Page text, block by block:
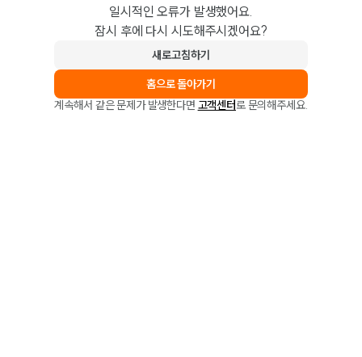
일시적인 오류가 발생했어요.
잠시 후에 다시 시도해주시겠어요?
새로고침하기
홈으로 돌아가기
계속해서 같은 문제가 발생한다면 고객센터로 문의해주세요.